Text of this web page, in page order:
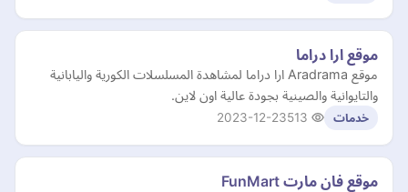
موقع ارا دراما
موقع Aradrama ارا دراما لمشاهدة المسلسلات الكورية واليابانية
والتايوانية والصينية بجودة عالية اون لاين.
خدمات 2023-12-23
موقع فان مارت FunMart